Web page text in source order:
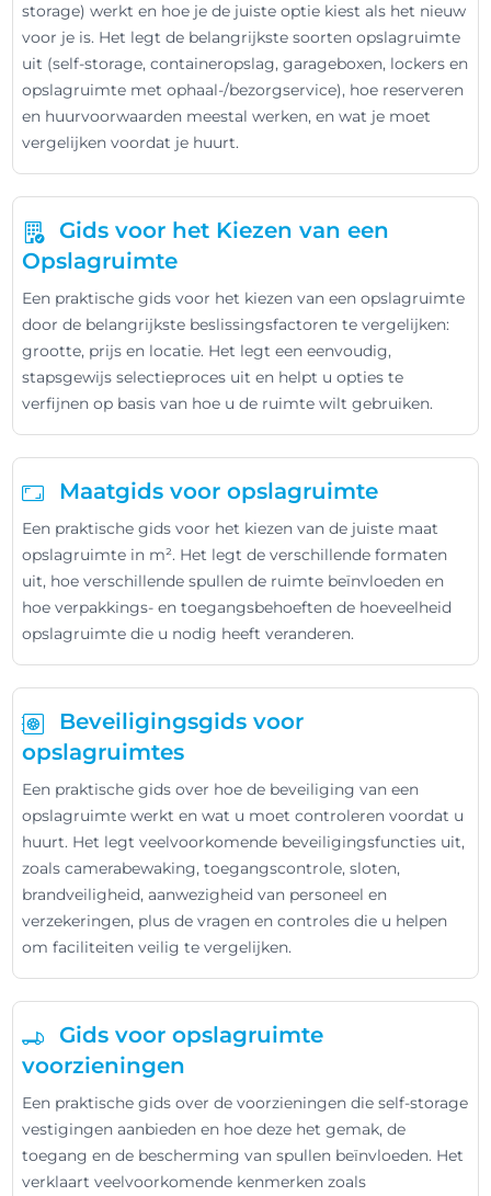
storage) werkt en hoe je de juiste optie kiest als het nieuw
voor je is. Het legt de belangrijkste soorten opslagruimte
uit (self-storage, containeropslag, garageboxen, lockers en
opslagruimte met ophaal-/bezorgservice), hoe reserveren
en huurvoorwaarden meestal werken, en wat je moet
vergelijken voordat je huurt.
Gids voor het Kiezen van een
Opslagruimte
Een praktische gids voor het kiezen van een opslagruimte
door de belangrijkste beslissingsfactoren te vergelijken:
grootte, prijs en locatie. Het legt een eenvoudig,
stapsgewijs selectieproces uit en helpt u opties te
verfijnen op basis van hoe u de ruimte wilt gebruiken.
Maatgids voor opslagruimte
Een praktische gids voor het kiezen van de juiste maat
opslagruimte in m². Het legt de verschillende formaten
uit, hoe verschillende spullen de ruimte beïnvloeden en
hoe verpakkings- en toegangsbehoeften de hoeveelheid
opslagruimte die u nodig heeft veranderen.
Beveiligingsgids voor
opslagruimtes
Een praktische gids over hoe de beveiliging van een
opslagruimte werkt en wat u moet controleren voordat u
huurt. Het legt veelvoorkomende beveiligingsfuncties uit,
zoals camerabewaking, toegangscontrole, sloten,
brandveiligheid, aanwezigheid van personeel en
verzekeringen, plus de vragen en controles die u helpen
om faciliteiten veilig te vergelijken.
Gids voor opslagruimte
voorzieningen
Een praktische gids over de voorzieningen die self-storage
vestigingen aanbieden en hoe deze het gemak, de
toegang en de bescherming van spullen beïnvloeden. Het
verklaart veelvoorkomende kenmerken zoals